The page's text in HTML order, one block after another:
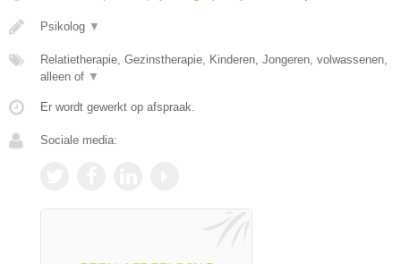
Psikolog ▼
Relatietherapie, Gezinstherapie, Kinderen, Jongeren, volwassenen,
alleen of ▼
Er wordt gewerkt op afspraak.
Sociale media: